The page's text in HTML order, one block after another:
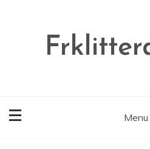
Menu